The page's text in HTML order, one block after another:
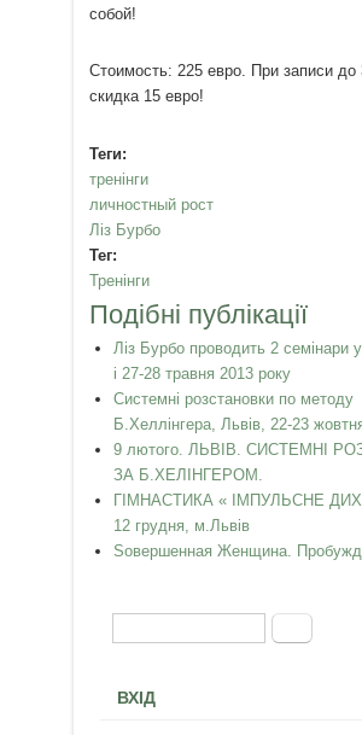
собой!
Стоимость: 225 евро. При записи до
скидка 15 евро!
Теги:
тренінги
личностный рост
Ліз Бурбо
Тег:
Тренінги
Подібні публікації
Ліз Бурбо проводить 2 семінари
і 27-28 травня 2013 року
Системні розстановки по методу
Б.Хеллінгера, Львів, 22-23
9 лютого. ЛЬВІВ. СИСТЕМНІ
ЗА Б.ХЕЛІНГЕРОМ.
ГІМНАСТИКА « ІМПУЛЬСНЕ
12 грудня, м.Львів
Sовершенная Женщина.
Пошукова форма
Пошук
ВХІД